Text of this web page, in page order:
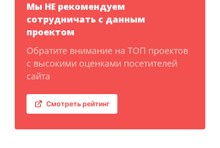
Мы НЕ рекомендуем
сотрудничать с данным
проектом
Обратите внимание на ТОП проектов
с высокими оценками посетителей
сайта
Смотреть рейтинг